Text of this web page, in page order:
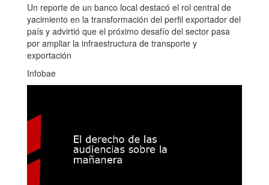
Un reporte de un banco local destacó el rol central de
yacimiento en la transformación del perfil exportador del
país y advirtió que el próximo desafío del sector pasa
por ampliar la infraestructura de transporte y
exportación
Infobae